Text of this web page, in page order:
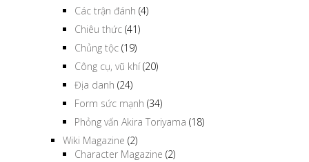
Các trận đánh (4)
Chiêu thức (41)
Chủng tộc (19)
Công cụ, vũ khí(20)
Địa danh (24)
Form sức mạnh (34)
Phỏng vấn Akira Toriyama (18)
Wiki Magazine (2)
Character Magazine (2)